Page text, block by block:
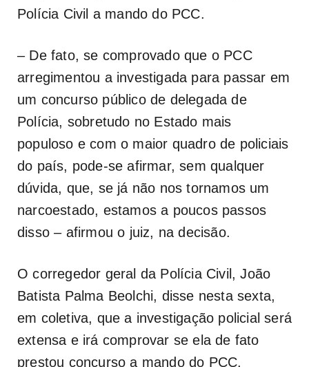
Polícia Civil a mando do PCC.
– De fato, se comprovado que o PCC
arregimentou a investigada para passar em
um concurso público de delegada de
Polícia, sobretudo no Estado mais
populoso e com o maior quadro de policiais
do país, pode-se afirmar, sem qualquer
dúvida, que, se já não nos tornamos um
narcoestado, estamos a poucos passos
disso – afirmou o juiz, na decisão.
O corregedor geral da Polícia Civil, João
Batista Palma Beolchi, disse nesta sexta,
em coletiva, que a investigação policial será
extensa e irá comprovar se ela de fato
prestou concurso a mando do PCC.